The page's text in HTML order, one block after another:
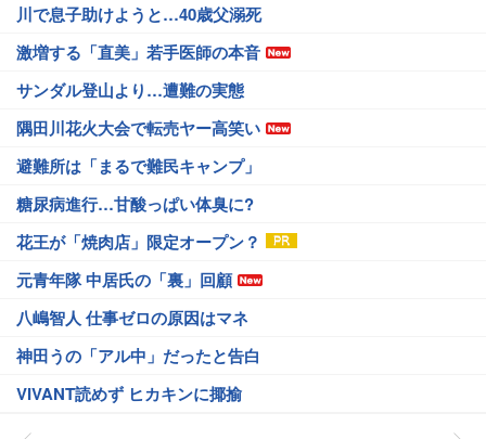
川で息子助けようと…40歳父溺死
激増する「直美」若手医師の本音
サンダル登山より…遭難の実態
隅田川花火大会で転売ヤー高笑い
避難所は「まるで難民キャンプ」
糖尿病進行…甘酸っぱい体臭に?
花王が「焼肉店」限定オープン？
元青年隊 中居氏の「裏」回顧
八嶋智人 仕事ゼロの原因はマネ
神田うの「アル中」だったと告白
VIVANT読めず ヒカキンに揶揄